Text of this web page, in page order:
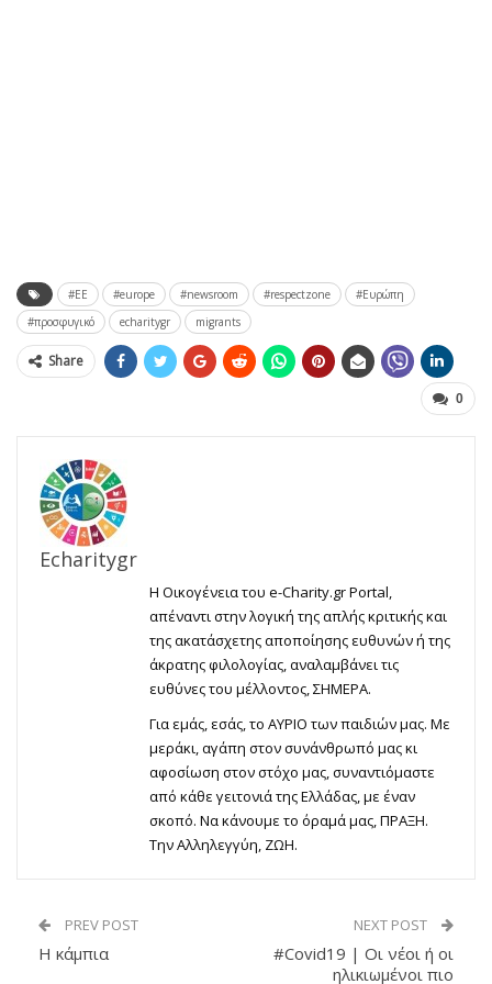
#EE #europe #newsroom #respectzone
#Ευρώπη
#προσφυγικό
echaritygr migrants
Share
0
Echaritygr
Η Οικογένεια του e-Charity.gr Portal,
απέναντι στην λογική της απλής κριτικής και
της ακατάσχετης αποποίησης ευθυνών ή της
άκρατης φιλολογίας, αναλαμβάνει τις
ευθύνες του μέλλοντος, ΣΗΜΕΡΑ.
Για εμάς, εσάς, το ΑΥΡΙΟ των παιδιών μας. Με
μεράκι, αγάπη στον συνάνθρωπό μας κι
αφοσίωση στον στόχο μας, συναντιόμαστε
από κάθε γειτονιά της Ελλάδας, με έναν
σκοπό. Να κάνουμε το όραμά μας, ΠΡΑΞΗ.
Την Αλληλεγγύη, ΖΩΗ.
PREV POST
Η κάμπια
NEXT POST
#Covid19 | Οι νέοι ή οι
ηλικιωμένοι πιο